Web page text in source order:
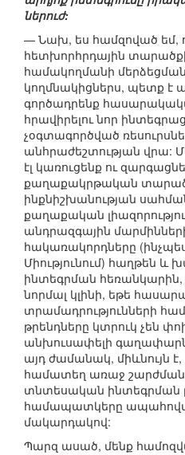
ներուժ:
— Նախ, ես համզոված եմ,
հետխորհրդային
համակողմանի
կողմնակիցներս, պետք է
գործադրենք
հրավիրելու նոր
չօգտագործված
անհրաժեշտության վրա:
էլ կառուցենք ու
քաղաքակրթական
ինքնիշխանության
քաղաքական
անդրազգային
հակառակորդները
Միությունում) հաղթեն
ինտեգրման հեռանկարին,
նորմալ կլինի, եթե
տրամադրությունների
թրենդները կտրուկ չեն
անխուսափելի
այդ ժամանակ, միևնույն
համատեղ առաջ շարժման
տնտեսական ինտեգրման
համապատկերը
մակարդակով:
Պարզ ասած, մենք